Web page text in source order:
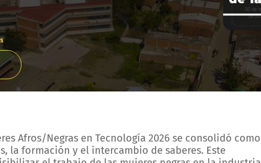
Afros/Negras en Tecnología 2026 se consolidó como
la formación y el intercambio de saberes. Este